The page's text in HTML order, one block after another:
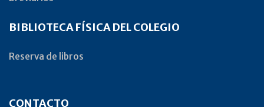
BIBLIOTECA FÍSICA DEL COLEGIO
Reserva de libros
CONTACTO